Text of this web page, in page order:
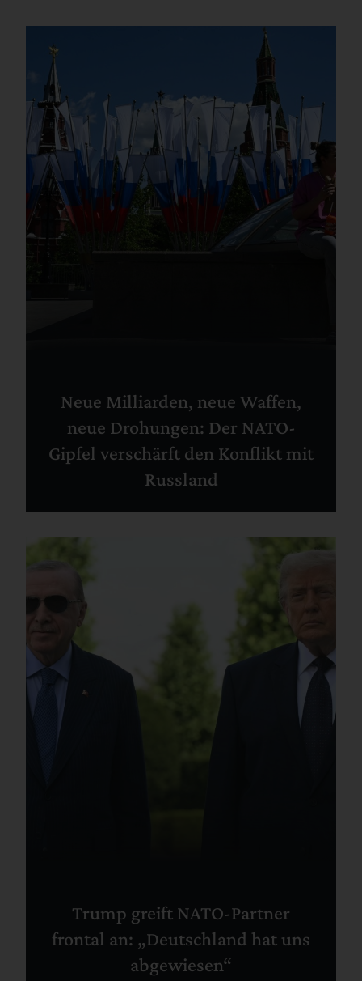
Neue Milliarden, neue Waffen,
neue Drohungen: Der NATO-
Gipfel verschärft den Konflikt mit
Russland
Trump greift NATO-Partner
frontal an: „Deutschland hat uns
abgewiesen“